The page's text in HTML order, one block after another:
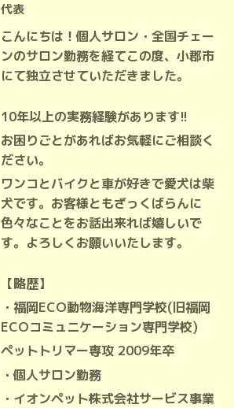
代表
こんにちは！個人サロン・全国チェー
ンのサロン勤務を経てこの度、小郡市
にて独立させていただきました。
10年以上の実務経験があります!!
お困りごとがあればお気軽にご相談く
ださい。
ワンコとバイクと車が好きで愛犬は柴
犬です。お客様ともざっくばらんに
色々なことをお話出来れば嬉しいで
す。よろしくお願いいたします。
【略歴】
・福岡ECO動物海洋専門学校(旧福岡
ECOコミュニケーション専門学校)
ペットトリマー専攻 2009年卒
・個人サロン勤務
・イオンペット株式会社サービス事業